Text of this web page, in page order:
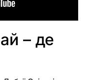
– де